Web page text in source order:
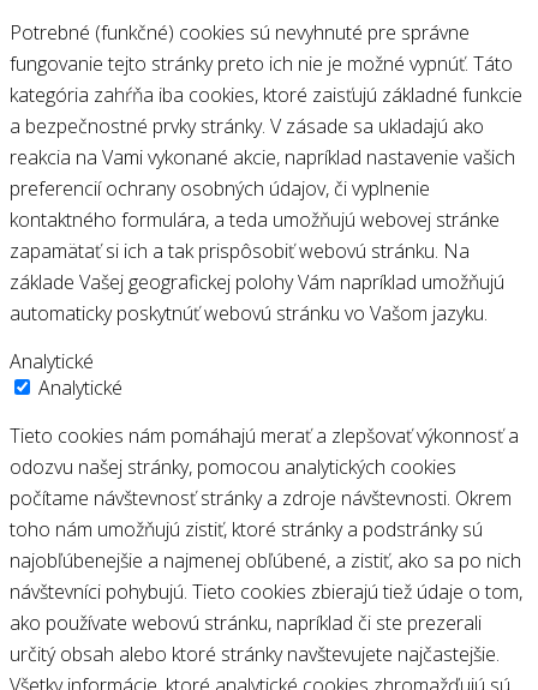
Potrebné (funkčné) cookies sú nevyhnuté pre správne
fungovanie tejto stránky preto ich nie je možné vypnúť. Táto
kategória zahŕňa iba cookies, ktoré zaisťujú základné funkcie
a bezpečnostné prvky stránky. V zásade sa ukladajú ako
reakcia na Vami vykonané akcie, napríklad nastavenie vašich
preferencií ochrany osobných údajov, či vyplnenie
kontaktného formulára, a teda umožňujú webovej stránke
zapamätať si ich a tak prispôsobiť webovú stránku. Na
základe Vašej geografickej polohy Vám napríklad umožňujú
automaticky poskytnúť webovú stránku vo Vašom jazyku.
Analytické
Analytické
Tieto cookies nám pomáhajú merať a zlepšovať výkonnosť a
odozvu našej stránky, pomocou analytických cookies
počítame návštevnosť stránky a zdroje návštevnosti. Okrem
toho nám umožňujú zistiť, ktoré stránky a podstránky sú
najobľúbenejšie a najmenej obľúbené, a zistiť, ako sa po nich
návštevníci pohybujú. Tieto cookies zbierajú tiež údaje o tom,
ako používate webovú stránku, napríklad či ste prezerali
určitý obsah alebo ktoré stránky navštevujete najčastejšie.